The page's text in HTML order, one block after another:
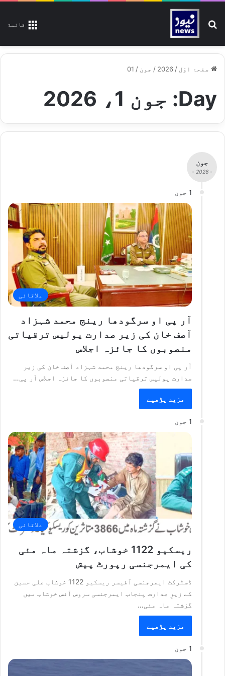
قائمة تلاش کیجیے
صفحۂ اوّل /
2026
/ جون /
01
Day: جون 1، 2026
جون
- 2026 -
1 جون
علاقائی
آر پی او سرگودھا رینج محمد شہزاد
آصف خان کی زیر صدارت پولیس ترقیاتی
منصوبوں کا جائزہ اجلاس
آر پی او سرگودھا رینج محمد شہزاد آصف خان کی زیر
صدارت پولیس ترقیاتی منصوبوں کا جائزہ اجلاس آر پی…
مزید پڑھیے
1 جون
علاقائی
ریسکیو 1122 خوشاب، گزشتہ ماہ مئی
کی ایمرجنسی رپورٹ پیش
ڈسٹرکٹ ایمرجنسی آفیسر ریسکیو 1122 خوشاب علی حسین
کے زیرِ صدارت پنجاب ایمرجنسی سروس آفس خوشاب میں
گزشتہ ماہ مئی…
مزید پڑھیے
1 جون